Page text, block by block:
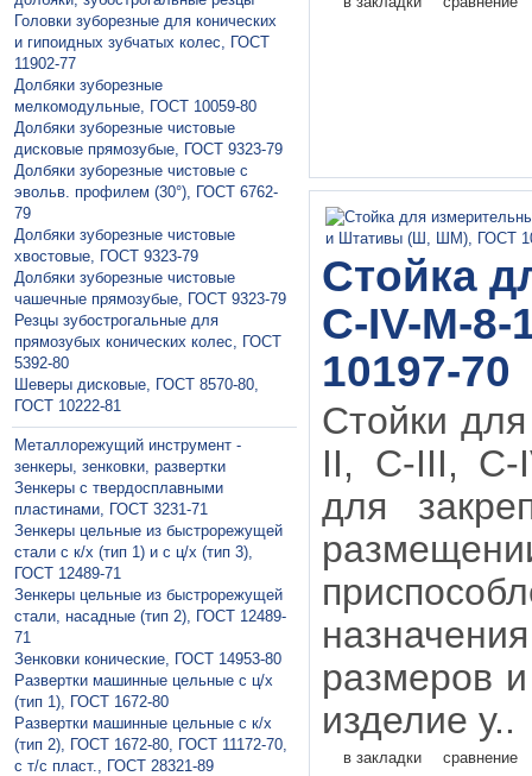
Головки зуборезные для конических
и гипоидных зубчатых колес, ГОСТ
11902-77
Долбяки зуборезные
мелкомодульные, ГОСТ 10059-80
Долбяки зуборезные чистовые
дисковые прямозубые, ГОСТ 9323-79
Долбяки зуборезные чистовые с
эвольв. профилем (30°), ГОСТ 6762-
79
Долбяки зуборезные чистовые
хвостовые, ГОСТ 9323-79
Долбяки зуборезные чистовые
чашечные прямозубые, ГОСТ 9323-79
Резцы зубострогальные для
прямозубых конических колес, ГОСТ
5392-80
Шеверы дисковые, ГОСТ 8570-80,
ГОСТ 10222-81
Металлорежущий инструмент -
зенкеры, зенковки, развертки
Зeнкeры с твердосплавными
пластинами, ГОСТ 3231-71
Зeнкeры цельные из быстрорежущей
стали с к/х (тип 1) и с ц/х (тип 3),
ГОСТ 12489-71
Зeнкeры цельные из быстрорежущей
стали, насадные (тип 2), ГОСТ 12489-
71
Зенковки конические, ГОСТ 14953-80
Рaзвeртки мaшинныe цельные с ц/х
(тип 1), ГОСТ 1672-80
Рaзвeртки мaшинные цельные с к/х
(тип 2), ГОСТ 1672-80, ГОСТ 11172-70,
с т/с пласт., ГОСТ 28321-89
Стойка
С-IV-М-8-
10197-70
Стойки
II, С-III, С-
для
размеров
изделие у..
в закладки сравнение